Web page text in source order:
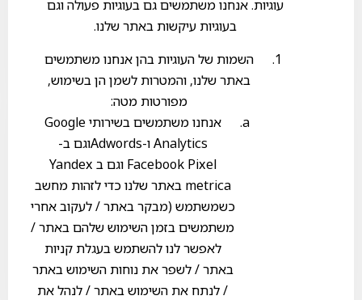
עוגיות. אנחנו משתמשים גם בעוגיות פעולה וגם
בעוגיות עיקשות באתר שלנו.
השמות של העוגיות בהן אנחנו משתמשים
באתר שלנו, והמטרות לשמן הן בשימוש,
מפורטות מטה:
אנחנו משתמשים בשירותי Google
Analytics ו-Adwordsוגם ב-
Facebook Pixel וגם ב Yandex
metrica באתר שלנו כדי לזהות מחשב
כשמשתמש (מבקר באתר / לעקוב אחרי
משתמשים בזמן השימוש שלהם באתר /
לאפשר לנו להשתמש בעגלת קניות
באתר / לשפר את נוחות השימוש באתר
/ לנתח את השימוש באתר / לנהל את